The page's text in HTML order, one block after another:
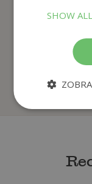
Rok
učenia
Kolektív
Na sklade
SHOW